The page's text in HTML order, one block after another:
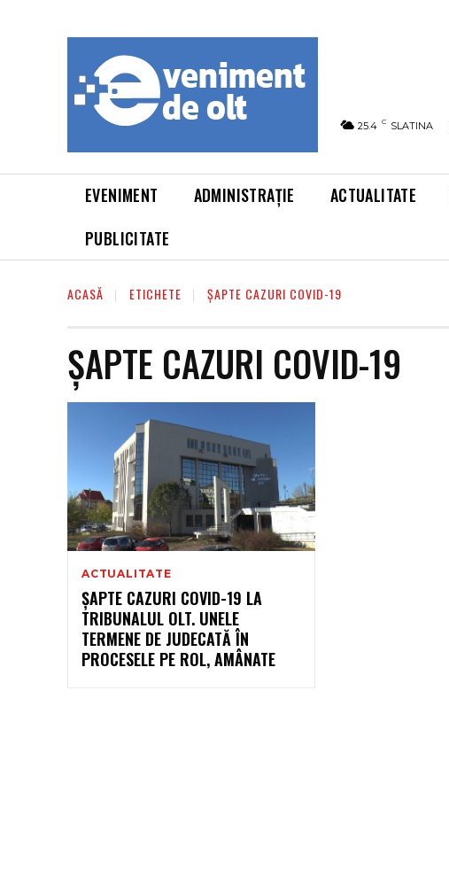
25.4 C SLATINA
EVENIMENT ADMINISTRAȚIE ACTUALITATE
PUBLICITATE
ACASĂ ETICHETE ȘAPTE CAZURI COVID-19
ȘAPTE CAZURI COVID-19
ACTUALITATE
ȘAPTE CAZURI COVID-19 LA
TRIBUNALUL OLT. UNELE
TERMENE DE JUDECATĂ ÎN
PROCESELE PE ROL, AMÂNATE